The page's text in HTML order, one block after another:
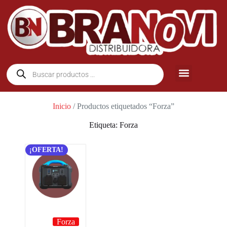
Inicio / Productos etiquetados “Forza”
Etiqueta: Forza
¡OFERTA!
Forza